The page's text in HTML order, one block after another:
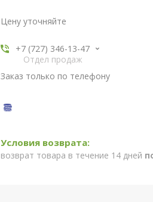
Цену уточняйте
+7 (727) 346-13-47
Отдел продаж
Заказ только по телефону
возврат товара в течение 14 дней